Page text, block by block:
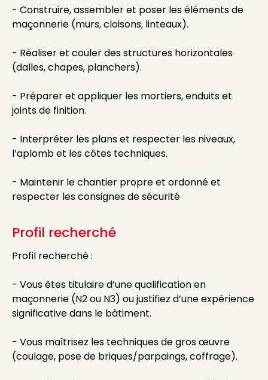
- Construire, assembler et poser les éléments de
maçonnerie (murs, cloisons, linteaux).
- Réaliser et couler des structures horizontales
(dalles, chapes, planchers).
- Préparer et appliquer les mortiers, enduits et
joints de finition.
- Interpréter les plans et respecter les niveaux,
l’aplomb et les côtes techniques.
- Maintenir le chantier propre et ordonné et
respecter les consignes de sécurité
Profil recherché
Profil recherché :
- Vous êtes titulaire d’une qualification en
maçonnerie (N2 ou N3) ou justifiez d’une expérience
significative dans le bâtiment.
- Vous maîtrisez les techniques de gros œuvre
(coulage, pose de briques/parpaings, coffrage).